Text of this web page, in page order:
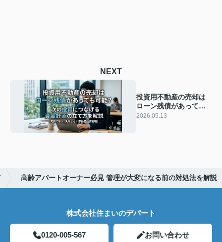
NEXT
投資用不動産の売却は
ローン残債があっても
可能？次の投資につな
2026.05.13
高齢アパートオーナー必見 管理が大変になる前の対処法を解説
株式会社住まいのデパート
0120-005-567 お問い合わせ